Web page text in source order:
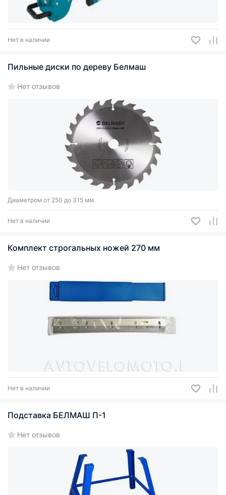
Нет в наличии
Пильные диски по дереву Белмаш
Нет отзывов
Диаметром от 250 до 315 мм
Нет в наличии
Комплект строгальных ножей 270 мм
Нет отзывов
Нет в наличии
Подставка БЕЛМАШ П-1
Нет отзывов